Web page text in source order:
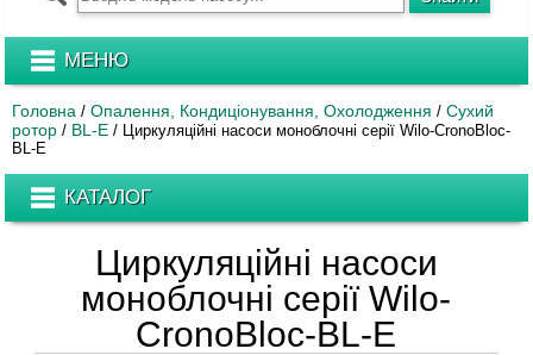
МЕНЮ
Головна / Опалення, Кондиціонування, Охолодження / Сухий
ротор / BL-E / Циркуляційні насоси моноблочні серії Wilo-CronoBloc-
BL-E
КАТАЛОГ
Циркуляційні насоси
моноблочні серії Wilo-
CronoBloc-BL-E